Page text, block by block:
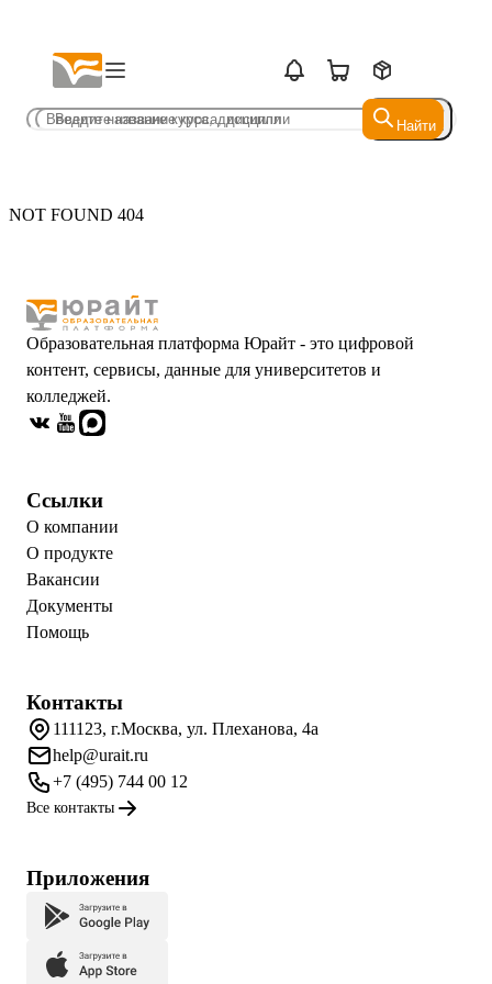
Найти
Найти
NOT FOUND 404
Образовательная платформа Юрайт - это цифровой
контент, сервисы, данные для университетов и
колледжей.
Ссылки
О компании
О продукте
Вакансии
Документы
Помощь
Контакты
111123, г.Москва, ул. Плеханова, 4а
help@urait.ru
+7 (495) 744 00 12
Все контакты
Приложения